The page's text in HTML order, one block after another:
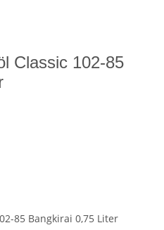
Classic 102-85
85 Bangkirai 0,75 Liter